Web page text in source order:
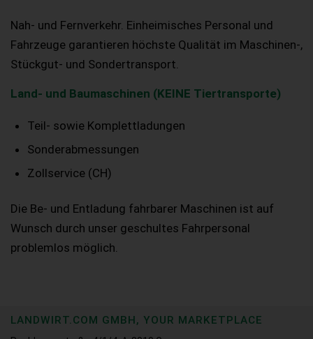
Nah- und Fernverkehr. Einheimisches Personal und
Fahrzeuge garantieren höchste Qualität im Maschinen-,
Stückgut- und Sondertransport.
Land- und Baumaschinen (KEINE Tiertransporte)
Teil- sowie Komplettladungen
Sonderabmessungen
Zollservice (CH)
Die Be- und Entladung fahrbarer Maschinen ist auf
Wunsch durch unser geschultes Fahrpersonal
problemlos möglich.
LANDWIRT.COM GMBH, YOUR MARKETPLACE